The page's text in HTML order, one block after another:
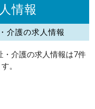
情報
介護の求人情報
介護の求人情報は7件
。